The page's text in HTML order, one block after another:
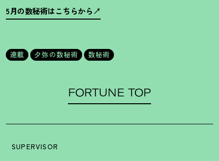
5月の数秘術はこちらから
連載 夕弥の数秘術 数秘術
FORTUNE TOP
SUPERVISOR